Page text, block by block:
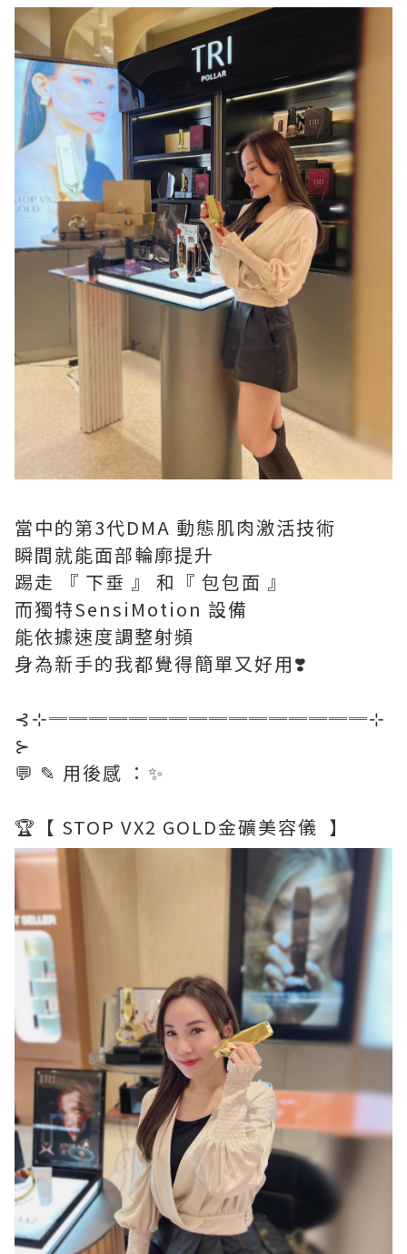
當中的第3代DMA 動態肌肉激活技術
瞬間就能面部輪廓提升
踢走 『 下垂 』 和『 包包面 』
而獨特SensiMotion 設備
能依據速度調整射頻
身為新手的我都覺得簡單又好用❣️
⊰⊹════════════════⊹
⊱
💬 ✎ 用後感 ：✨
🏆【 STOP VX2 GOLD金礦美容儀 】